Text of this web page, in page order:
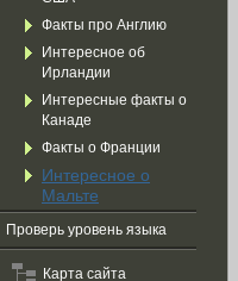
Факты про Англию
Интересное об
Ирландии
Интересные факты о
Канаде
Факты о Франции
Интересное о
Мальте
Проверь уровень языка
Карта сайта